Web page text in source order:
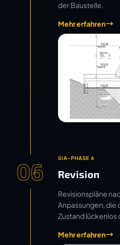
der Baustelle.
Mehr erfahren
06 SIA-PHASE 6
Revision
Revisionspläne
Anpassungen, die
Zustand
Mehr erfahren